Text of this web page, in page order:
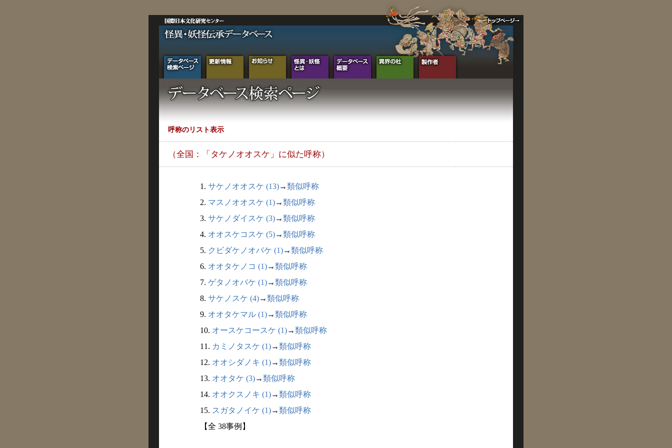
呼称のリスト表示
（全国：「タケノオオスケ」に似た呼称）
1. サケノオオスケ (13)→類似呼称
2. マスノオオスケ (1)→類似呼称
3. サケノダイスケ (3)→類似呼称
4. オオスケコスケ (5)→類似呼称
5. クビダケノオバケ (1)→類似呼称
6. オオタケノコ (1)→類似呼称
7. ゲタノオバケ (1)→類似呼称
8. サケノスケ (4)→類似呼称
9. オオタケマル (1)→類似呼称
10. オースケコースケ (1)→類似呼称
11. カミノタスケ (1)→類似呼称
12. オオシダノキ (1)→類似呼称
13. オオタケ (3)→類似呼称
14. オオクスノキ (1)→類似呼称
15. スガタノイケ (1)→類似呼称
【全 38事例】